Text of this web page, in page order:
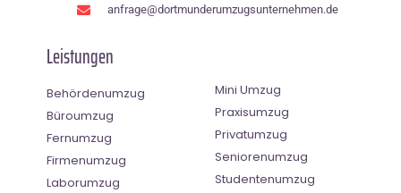
anfrage@dortmunderumzugsunternehmen.de
Leistungen
Behördenumzug
Büroumzug
Fernumzug
Firmenumzug
Laborumzug
Mini Umzug
Praxisumzug
Privatumzug
Seniorenumzug
Studentenumzug